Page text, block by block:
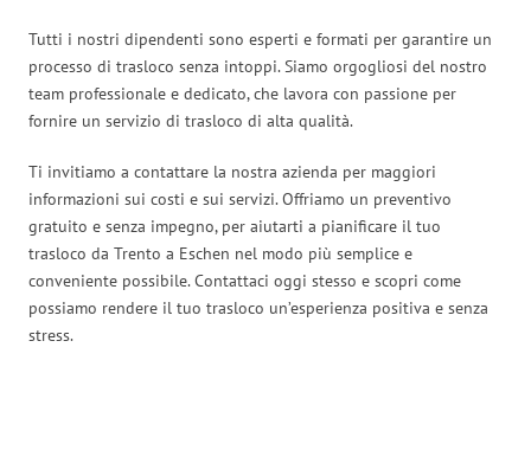
Tutti i nostri dipendenti sono esperti e formati per garantire un
processo di trasloco senza intoppi. Siamo orgogliosi del nostro
team professionale e dedicato, che lavora con passione per
fornire un servizio di trasloco di alta qualità.
Ti invitiamo a contattare la nostra azienda per maggiori
informazioni sui costi e sui servizi. Offriamo un preventivo
gratuito e senza impegno, per aiutarti a pianificare il tuo
trasloco da Trento a Eschen nel modo più semplice e
conveniente possibile. Contattaci oggi stesso e scopri come
possiamo rendere il tuo trasloco un’esperienza positiva e senza
stress.